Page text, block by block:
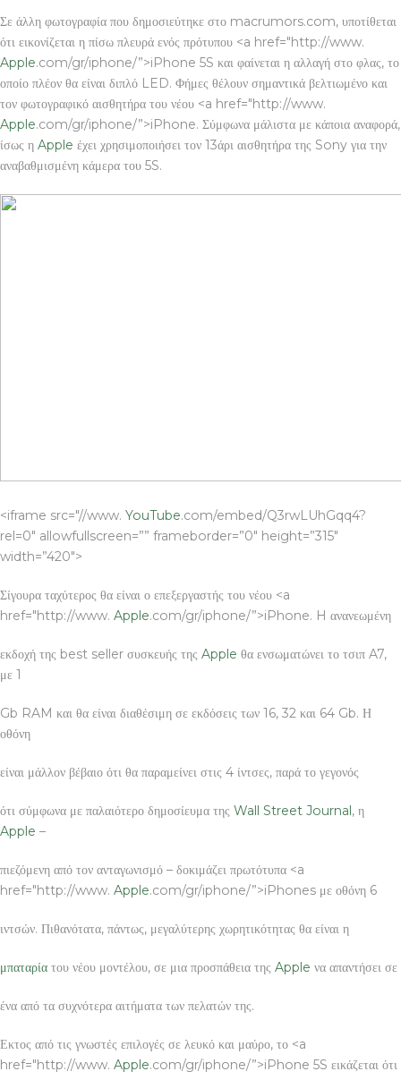
Σε άλλη φωτογραφία που δημοσιεύτηκε στο macrumors.com, υποτίθεται
ότι εικονίζεται η πίσω πλευρά ενός πρότυπου <a href="http://www.
Apple.com/gr/iphone/”>iPhone 5S και φαίνεται η αλλαγή στο φλας, το
οποίο πλέον θα είναι διπλό LED. Φήμες θέλουν σημαντικά βελτιωμένο και
τον φωτογραφικό αισθητήρα του νέου <a href="http://www.
Apple.com/gr/iphone/”>iPhone. Σύμφωνα μάλιστα με κάποια αναφορά,
ίσως η Apple έχει χρησιμοποιήσει τον 13άρι αισθητήρα της Sony για την
αναβαθμισμένη κάμερα του 5S.
<iframe src="//www. YouTube.com/embed/Q3rwLUhGqq4?
rel=0″ allowfullscreen=”” frameborder=”0″ height=”315″
width=”420″>
Σίγουρα ταχύτερος θα είναι ο επεξεργαστής του νέου <a
href="http://www. Apple.com/gr/iphone/”>iPhone. H ανανεωμένη
εκδοχή της best seller συσκευής της Apple θα ενσωματώνει το τσιπ A7,
με 1
Gb RAM και θα είναι διαθέσιμη σε εκδόσεις των 16, 32 και 64 Gb. Η
οθόνη
είναι μάλλον βέβαιο ότι θα παραμείνει στις 4 ίντσες, παρά το γεγονός
ότι σύμφωνα με παλαιότερο δημοσίευμα της Wall Street Journal, η
Apple –
πιεζόμενη από τον ανταγωνισμό – δοκιμάζει πρωτότυπα <a
href="http://www. Apple.com/gr/iphone/”>iPhones με οθόνη 6
ιντσών. Πιθανότατα, πάντως, μεγαλύτερης χωρητικότητας θα είναι η
μπαταρία του νέου μοντέλου, σε μια προσπάθεια της Apple να απαντήσει σε
ένα από τα συχνότερα αιτήματα των πελατών της.
Εκτος από τις γνωστές επιλογές σε λευκό και μαύρο, το <a
href="http://www. Apple.com/gr/iphone/”>iPhone 5S εικάζεται ότι